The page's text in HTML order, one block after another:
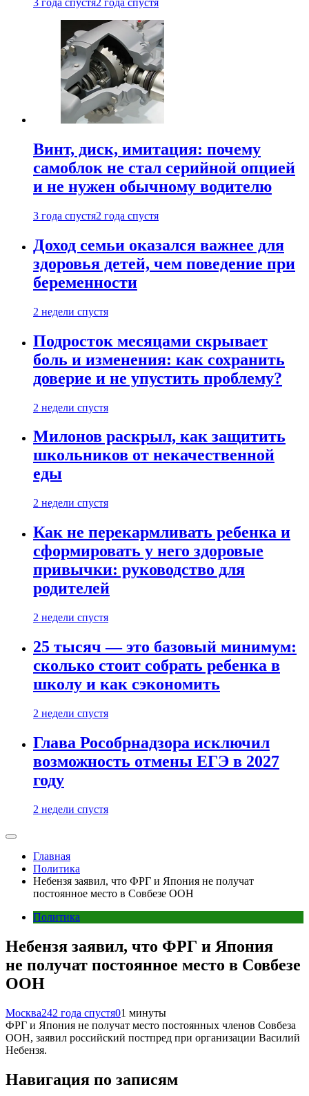
3 года спустя2 года спустя
Винт, диск, имитация: почему
самоблок не стал серийной опцией
и не нужен обычному водителю
3 года спустя2 года спустя
Доход семьи оказался важнее для
здоровья детей, чем поведение при
беременности
2 недели спустя
Подросток месяцами скрывает
боль и изменения: как сохранить
доверие и не упустить проблему?
2 недели спустя
Милонов раскрыл, как защитить
школьников от некачественной
еды
2 недели спустя
Как не перекармливать ребенка и
сформировать у него здоровые
привычки: руководство для
родителей
2 недели спустя
25 тысяч — это базовый минимум:
сколько стоит собрать ребенка в
школу и как сэкономить
2 недели спустя
Глава Рособрнадзора исключил
возможность отмены ЕГЭ в 2027
году
2 недели спустя
Главная
Политика
Небензя заявил, что ФРГ и Япония не получат
постоянное место в Совбезе ООН
Политика
Небензя заявил, что ФРГ и Япония
не получат постоянное место в Совбезе
ООН
Москва242 года спустя01 минуты
ФРГ и Япония не получат место постоянных членов Совбеза
ООН, заявил российский постпред при организации Василий
Небензя.
Навигация по записям